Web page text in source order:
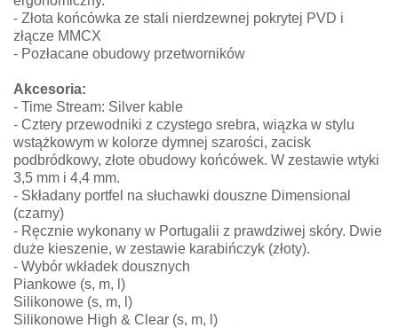
- Złota końcówka ze stali nierdzewnej pokrytej PVD i
złącze MMCX
- Pozłacane obudowy przetworników
Akcesoria:
- Time Stream: Silver kable
- Cztery przewodniki z czystego srebra, wiązka w stylu
wstążkowym w kolorze dymnej szarości, zacisk
podbródkowy, złote obudowy końcówek. W zestawie wtyki
3,5 mm i 4,4 mm.
- Składany portfel na słuchawki douszne Dimensional
(czarny)
- Ręcznie wykonany w Portugalii z prawdziwej skóry. Dwie
duże kieszenie, w zestawie karabińczyk (złoty).
- Wybór wkładek dousznych
Piankowe (s, m, l)
Silikonowe (s, m, l)
Silikonowe High & Clear (s, m, l)